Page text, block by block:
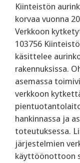
Kiinteistön
korvaa vuonna
Verkkoon
103756
käsittelee
rakennuksissa.
asemassa
verkkoon
hankinnassa ja
toteutuksessa.
järjestelmien
käyttöönottoon